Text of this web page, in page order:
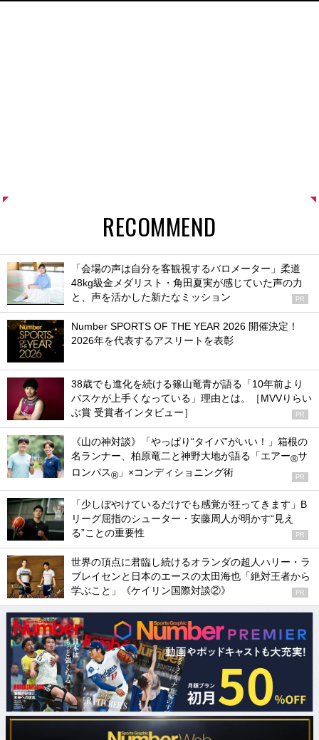
RECOMMEND
「会場の声は自分を客観視するバロメーター」柔道
48kg級金メダリスト・角田夏実が感じていた声の力
と、声を活かした新たなミッション
PR
Number SPORTS OF THE YEAR 2026 開催決定！
2026年を代表するアスリートを表彰
38歳でも進化を続ける篠山竜青が語る「10年前より
バスケが上手くなっている」理由とは。［MVVりらい
ぶ賞 受賞者インタビュー］
PR
《山の神対談》「やっぱり“タイパ”がいい！」箱根の
名ランナー、柏原竜二と神野大地が語る「エアー®サ
ロンパス® 」×コンディショニング術 PR
「少しぼやけているだけでも感覚が狂ってきます」B
リーグ屈指のシューター・安藤周人が明かす“見え
る”ことの重要性
PR
世界の頂点に君臨し続けるオランダの超人ハリー・ラ
ブレイセンと日本のエースの太田海也「絶対王者から
学ぶこと」《ケイリン国際対談②》
PR